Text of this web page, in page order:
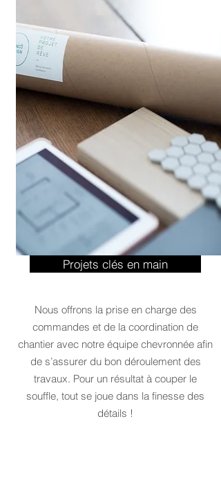
Projets clés en main
Nous offrons la prise en charge des
commandes et de la coordination de
chantier avec notre équipe chevronnée afin
de s’assurer du bon déroulement des
travaux. Pour un résultat à couper le
souffle, tout se joue dans la finesse des
détails !